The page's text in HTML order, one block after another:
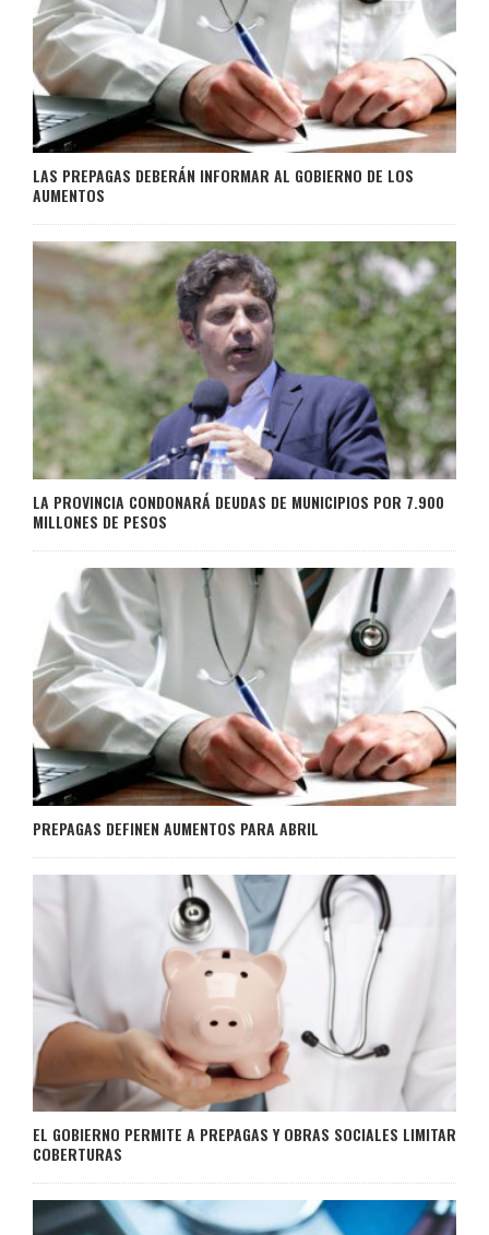
LAS PREPAGAS DEBERÁN INFORMAR AL GOBIERNO DE LOS
AUMENTOS
LA PROVINCIA CONDONARÁ DEUDAS DE MUNICIPIOS POR 7.900
MILLONES DE PESOS
PREPAGAS DEFINEN AUMENTOS PARA ABRIL
EL GOBIERNO PERMITE A PREPAGAS Y OBRAS SOCIALES LIMITAR
COBERTURAS